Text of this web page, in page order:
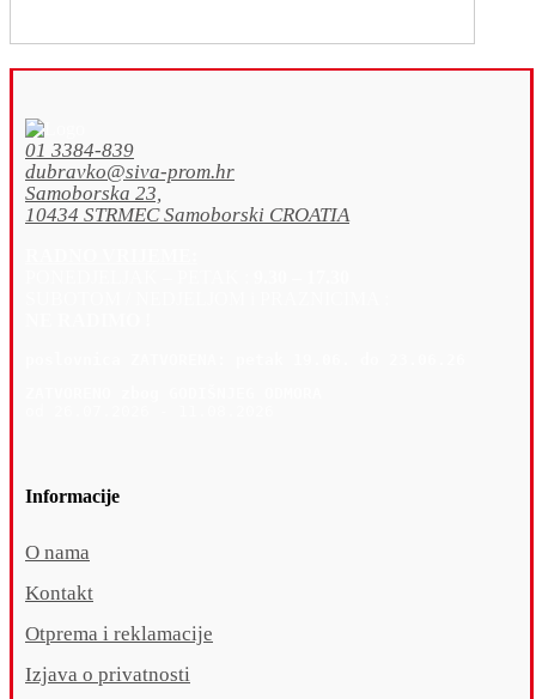
01 3384-839
dubravko@siva-prom.hr
Samoborska 23,
10434 STRMEC Samoborski CROATIA
Informacije
O nama
Kontakt
Otprema i reklamacije
Izjava o privatnosti